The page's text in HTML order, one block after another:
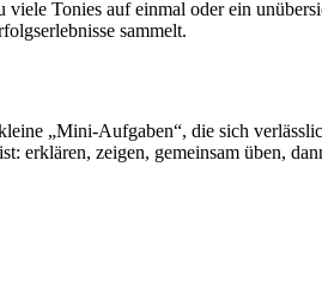
viele Tonies auf einmal oder ein
sammelt.
„Mini-Aufgaben“, die sich
erklären, zeigen, gemeinsam üben,